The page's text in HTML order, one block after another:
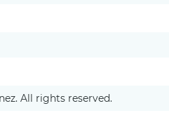
All rights reserved.